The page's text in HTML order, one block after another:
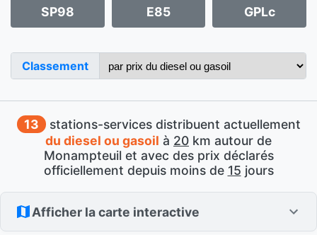
SP98 E85 GPLc
Classement
13
stations-services distribuent actuellement
du diesel ou gasoil à 20 km autour de
Monampteuil et avec des prix déclarés
officiellement depuis moins de 15 jours
Afficher la carte interactive